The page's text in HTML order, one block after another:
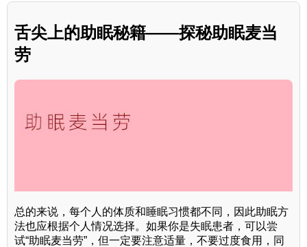
舌尖上的助眠秘籍——探秘助眠麦当
劳
总的来说，每个人的体质和睡眠习惯都不同，因此助眠方
法也应根据个人情况选择。如果你是失眠患者，可以尝
试“助眠麦当劳”，但一定要注意适量，不要过度食用，同